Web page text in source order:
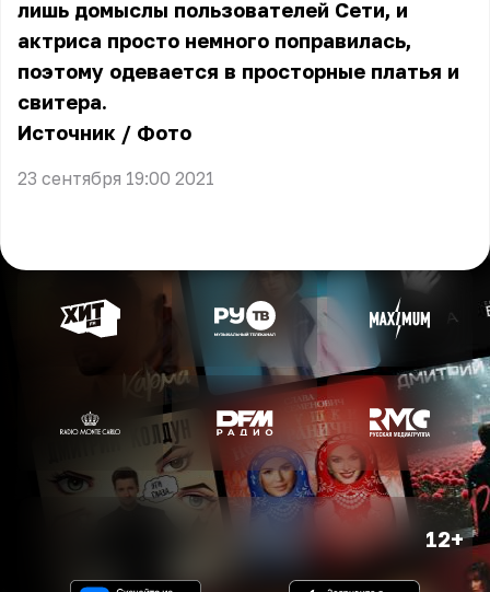
лишь домыслы пользователей Сети, и
актриса просто немного поправилась,
поэтому одевается в просторные платья и
свитера.
Источник / Фото
23 сентября 19:00 2021
12+